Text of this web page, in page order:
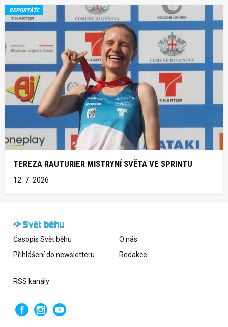
REPORTÁŽE
TEREZA RAUTURIER MISTRYNÍ SVĚTA VE SPRINTU
12. 7. 2026
Časopis Svět běhu
Přihlášení do newsletteru
O nás
Redakce
RSS kanály